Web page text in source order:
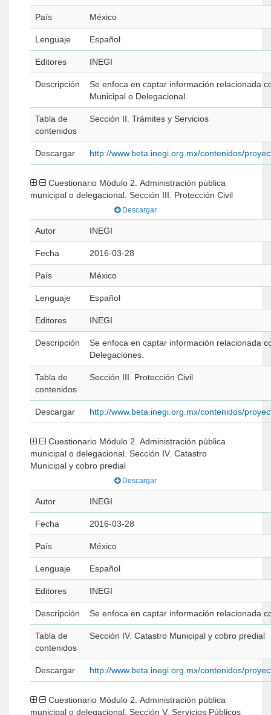
País México
Lenguaje Español
Editores INEGI
Descripción
Se enfoca en captar información relacionada
Municipal o Delegacional.
Tabla de
contenidos
Sección II. Trámites y Servicios
Descargar http://www.beta.inegi.org.mx/contenidos/
municipal o delegacional. Sección III. Protección Civil
Descargar
Autor INEGI
Fecha 2016-03-28
País México
Lenguaje Español
Editores INEGI
Descripción
Se enfoca en captar información relacionada
Delegaciones.
Tabla de
contenidos
Sección III. Protección Civil
Descargar http://www.beta.inegi.org.mx/contenidos/
municipal o delegacional. Sección IV. Catastro
Municipal y cobro predial
Descargar
Autor INEGI
Fecha 2016-03-28
País México
Lenguaje Español
Editores INEGI
Descripción Se enfoca en captar información relacionada
Tabla de
contenidos
Sección IV. Catastro Municipal y cobro predial
Descargar http://www.beta.inegi.org.mx/contenidos/
municipal o delegacional. Sección V. Servicios Públicos